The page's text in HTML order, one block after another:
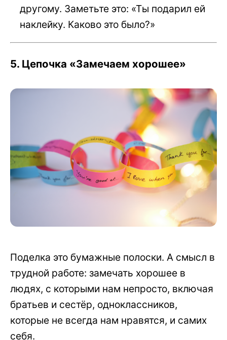
другому. Заметьте это: «Ты подарил ей
наклейку. Каково это было?»
5. Цепочка «Замечаем хорошее»
Поделка это бумажные полоски. А смысл в
трудной работе: замечать хорошее в
людях, с которыми нам непросто, включая
братьев и сестёр, одноклассников,
которые не всегда нам нравятся, и самих
себя.